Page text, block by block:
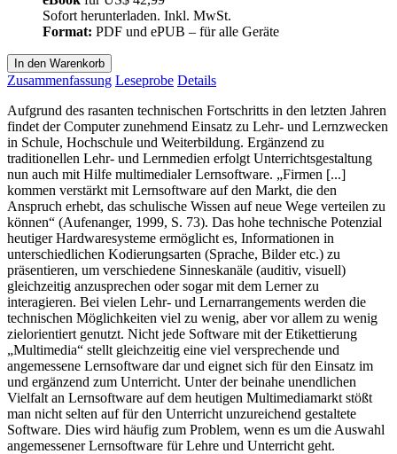
Sofort herunterladen. Inkl. MwSt.
Format: PDF und ePUB – für alle Geräte
In den Warenkorb
Zusammenfassung Leseprobe Details
Aufgrund des rasanten technischen Fortschritts in den letzten Jahren
findet der Computer zunehmend Einsatz zu Lehr- und Lernzwecken
in Schule, Hochschule und Weiterbildung. Ergänzend zu
traditionellen Lehr- und Lernmedien erfolgt Unterrichtsgestaltung
nun auch mit Hilfe multimedialer Lernsoftware. „Firmen [...]
kommen verstärkt mit Lernsoftware auf den Markt, die den
Anspruch erhebt, das schulische Wissen auf neue Wege verteilen zu
können“ (Aufenanger, 1999, S. 73). Das hohe technische Potenzial
heutiger Hardwaresysteme ermöglicht es, Informationen in
unterschiedlichen Kodierungsarten (Sprache, Bilder etc.) zu
präsentieren, um verschiedene Sinneskanäle (auditiv, visuell)
gleichzeitig anzusprechen oder sogar mit dem Lerner zu
interagieren. Bei vielen Lehr- und Lernarrangements werden die
technischen Möglichkeiten viel zu wenig, aber vor allem zu wenig
zielorientiert genutzt. Nicht jede Software mit der Etikettierung
„Multimedia“ stellt gleichzeitig eine viel versprechende und
angemessene Lernsoftware dar und eignet sich für den Einsatz im
und ergänzend zum Unterricht. Unter der beinahe unendlichen
Vielfalt an Lernsoftware auf dem heutigen Multimediamarkt stößt
man nicht selten auf für den Unterricht unzureichend gestaltete
Software. Dies wird häufig zum Problem, wenn es um die Auswahl
angemessener Lernsoftware für Lehre und Unterricht geht.